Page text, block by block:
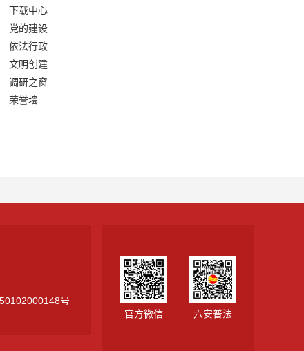
下载中心
党的建设
依法行政
文明创建
调研之窗
荣誉墙
号
官方微信 六安普法